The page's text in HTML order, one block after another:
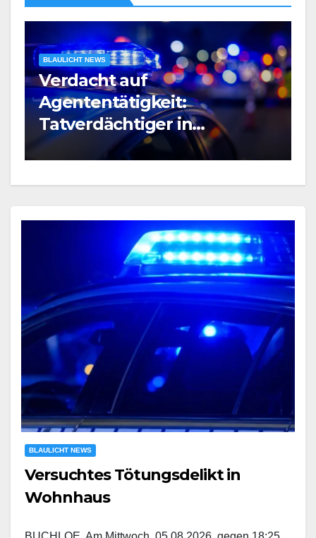
BLAULICHT NEWS
Verdacht auf
Agententätigkeit:
Tatverdächtiger in
Untersuchungshaft
BLAULICHT NEWS
Versuchtes Tötungsdelikt in
Wohnhaus